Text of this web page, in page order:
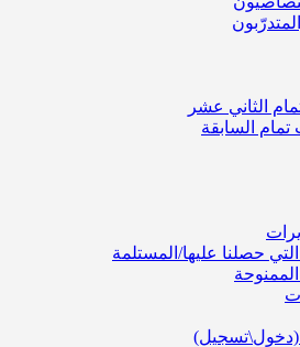
الثاني عشر
تمام السابقة
التي حصلنا عليها/المستلمة
الممنوحة
(دخول\تسجيل)